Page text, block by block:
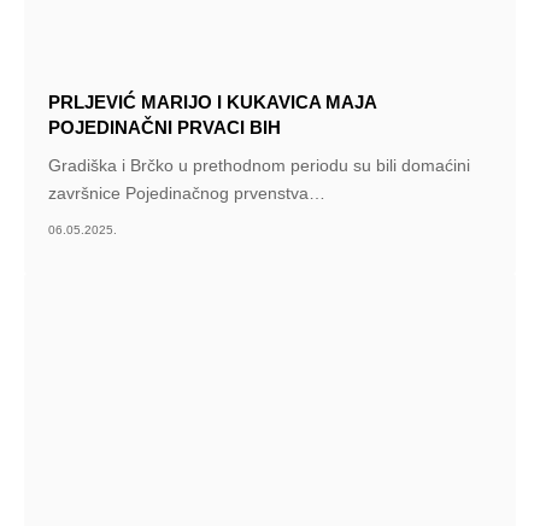
PRLJEVIĆ MARIJO I KUKAVICA MAJA
POJEDINAČNI PRVACI BIH
Gradiška i Brčko u prethodnom periodu su bili domaćini
završnice Pojedinačnog prvenstva
06.05.2025.